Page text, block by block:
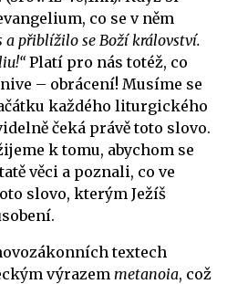
co se v něm
a přiblížilo se Boží království.
Platí pro nás totéž, co
– obrácení! Musíme se
každého liturgického
čeká právě toto slovo.
k tomu, abychom se
věci a poznali, co ve
slovo, kterým Ježíš
textech
výrazem metanoia, což